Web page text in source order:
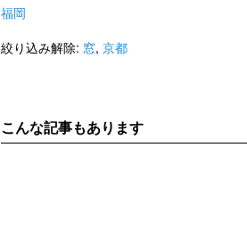
福岡
絞り込み解除: 窓, 京都
こんな記事もあります